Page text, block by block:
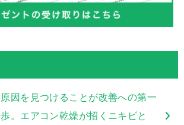
原因を見つけることが改善への第一
歩。エアコン乾燥が招くニキビと